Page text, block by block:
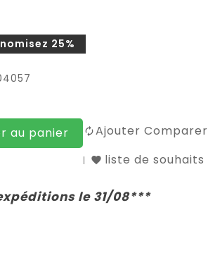
25%
au panier
Ajouter Comparer
liste de souhaits
le 31/08***